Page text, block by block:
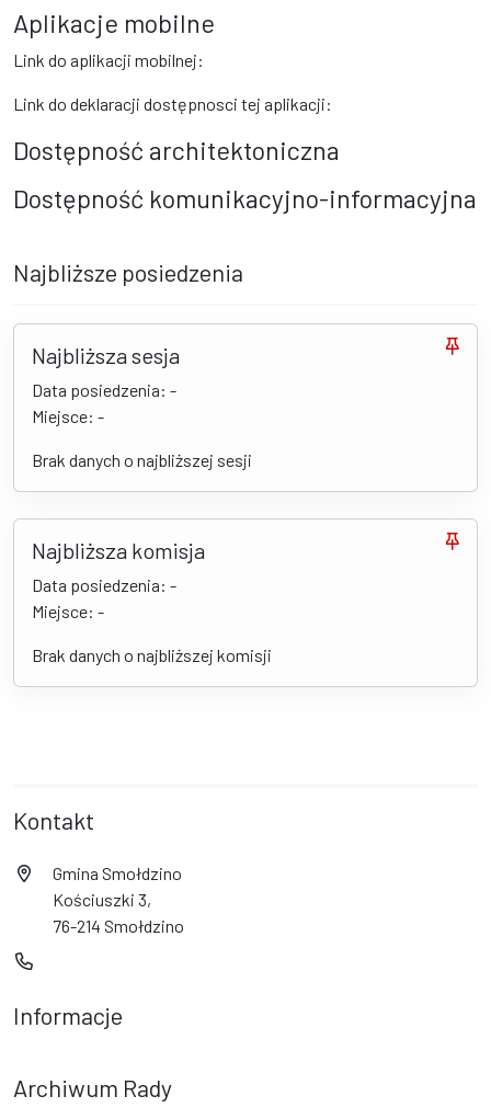
Aplikacje mobilne
Link do aplikacji mobilnej:
Link do deklaracji dostępnosci tej aplikacji:
Dostępność architektoniczna
Dostępność komunikacyjno-informacyjna
Najbliższe posiedzenia
Najbliższa sesja
Data posiedzenia: -
Miejsce: -
Brak danych o najbliższej sesji
Najbliższa komisja
Data posiedzenia: -
Miejsce: -
Brak danych o najbliższej komisji
Kontakt
Gmina Smołdzino
Kościuszki 3,
76-214 Smołdzino
Informacje
Archiwum Rady